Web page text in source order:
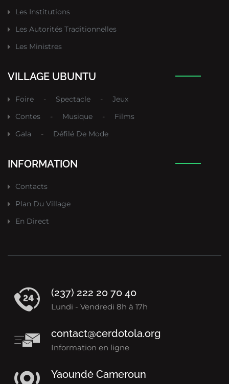
Les Institutions
Les Autorités Traditionnelles
Les Ministres
VILLAGE UBUNTU
Foire - Spectacle -
Jeux
Contes
- Musique -
Films
Gala
- Défilé De Mode
INFORMATION
Contacts
Plan Du Village
En Direct
(237) 222 20 70 40
Lundi - Vendredi 8h à 17h
contact@cerdotola.org
Information en ligne
Yaoundé Cameroun